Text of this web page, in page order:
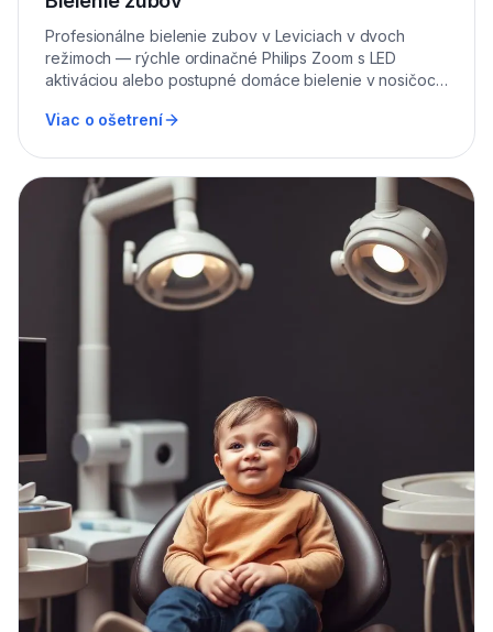
Profesionálne bielenie zubov v Leviciach v dvoch
režimoch — rýchle ordinačné Philips Zoom s LED
aktiváciou alebo postupné domáce bielenie v nosičoch
Viac o ošetrení